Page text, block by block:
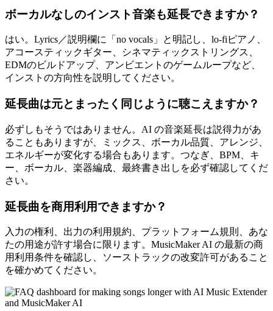
ボーカルなしのインスト音楽も延長できますか？
はい。Lyrics／説明欄に「no vocals」と明記し、lo-fiピアノ、
アコースティックギター、シネマティックストリングス、
EDMのビルドアップ、アンビエントのゲームループなど、
インストの方向性を説明してください。
延長曲は元とまったく同じように聴こえますか？
必ずしもそうではありません。AI の音楽延長は説得力があ
ることもありますが、ミックス、ボーカル品質、アレンジ、
エネルギーが変化する場合もあります。つなぎ、BPM、キ
ー、ボーカル、楽器編成、最終書き出しを必ず確認してくだ
さい。
延長曲を商用利用できますか？
入力の権利、出力の利用規約、プラットフォーム規則、あな
たの用途が許す場合に限ります。MusicMaker AI の最新の商
用利用条件を確認し、ソーストラックの改変許可があること
を確かめてください。